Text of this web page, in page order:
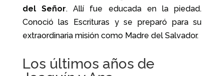
del Señor. Allí fue educada en la piedad.
Conoció las Escrituras y se preparó para su
extraordinaria misión como Madre del Salvador.
Los últimos años de